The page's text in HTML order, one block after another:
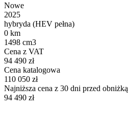
Nowe
2025
hybryda (HEV pełna)
0 km
1498 cm3
Cena z VAT
94 490 zł
Cena katalogowa
110 050 zł
Najniższa cena z 30 dni przed obniżką
94 490 zł